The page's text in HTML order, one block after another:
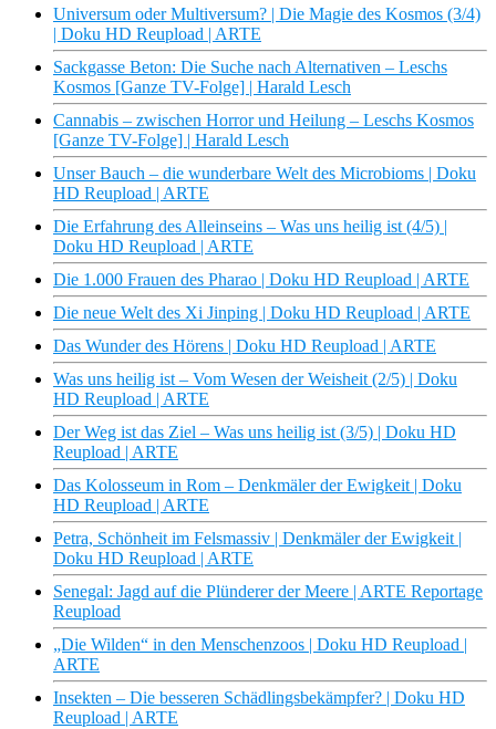
Universum oder Multiversum? | Die Magie des Kosmos (3/4)
| Doku HD Reupload | ARTE
Sackgasse Beton: Die Suche nach Alternativen – Leschs
Kosmos [Ganze TV-Folge] | Harald Lesch
Cannabis – zwischen Horror und Heilung – Leschs Kosmos
[Ganze TV-Folge] | Harald Lesch
Unser Bauch – die wunderbare Welt des Microbioms | Doku
HD Reupload | ARTE
Die Erfahrung des Alleinseins – Was uns heilig ist (4/5) |
Doku HD Reupload | ARTE
Die 1.000 Frauen des Pharao | Doku HD Reupload | ARTE
Die neue Welt des Xi Jinping | Doku HD Reupload | ARTE
Das Wunder des Hörens | Doku HD Reupload | ARTE
Was uns heilig ist – Vom Wesen der Weisheit (2/5) | Doku
HD Reupload | ARTE
Der Weg ist das Ziel – Was uns heilig ist (3/5) | Doku HD
Reupload | ARTE
Das Kolosseum in Rom – Denkmäler der Ewigkeit | Doku
HD Reupload | ARTE
Petra, Schönheit im Felsmassiv | Denkmäler der Ewigkeit |
Doku HD Reupload | ARTE
Senegal: Jagd auf die Plünderer der Meere | ARTE Reportage
Reupload
„Die Wilden“ in den Menschenzoos | Doku HD Reupload |
ARTE
Insekten – Die besseren Schädlingsbekämpfer? | Doku HD
Reupload | ARTE